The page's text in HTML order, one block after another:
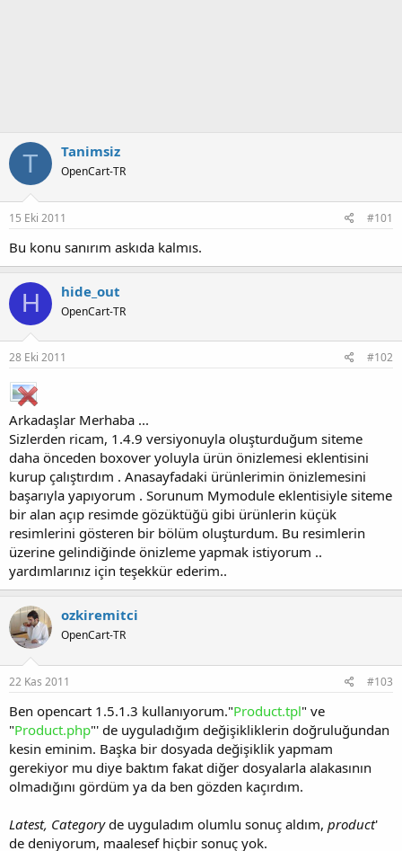
T Tanimsiz
OpenCart-TR
15 Eki 2011 #101
Bu konu sanırım askıda kalmıs.
H hide_out
OpenCart-TR
28 Eki 2011 #102
Arkadaşlar Merhaba ...
Sizlerden ricam, 1.4.9 versiyonuyla oluşturduğum siteme
daha önceden boxover yoluyla ürün önizlemesi eklentisini
kurup çalıştırdım . Anasayfadaki ürünlerimin önizlemesini
başarıyla yapıyorum . Sorunum Mymodule eklentisiyle siteme
bir alan açıp resimde gözüktüğü gibi ürünlerin küçük
resimlerini gösteren bir bölüm oluşturdum. Bu resimlerin
üzerine gelindiğinde önizleme yapmak istiyorum ..
yardımlarınız için teşekkür ederim..
ozkiremitci
OpenCart-TR
22 Kas 2011 #103
Ben opencart 1.5.1.3 kullanıyorum."Product.tpl" ve
"Product.php"' de uyguladığım değişikliklerin doğruluğundan
kesin eminim. Başka bir dosyada değişiklik yapmam
gerekiyor mu diye baktım fakat diğer dosyalarla alakasının
olmadığını gördüm ya da ben gözden kaçırdım.
Latest, Categoryde uyguladım olumlu sonuç aldım, product'
de deniyorum, maalesef hiçbir sonuç yok.